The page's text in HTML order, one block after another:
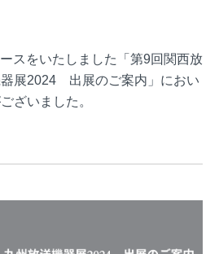
スをいたしました「第9回関西放
展2024 出展のご案内」におい
ざいました。